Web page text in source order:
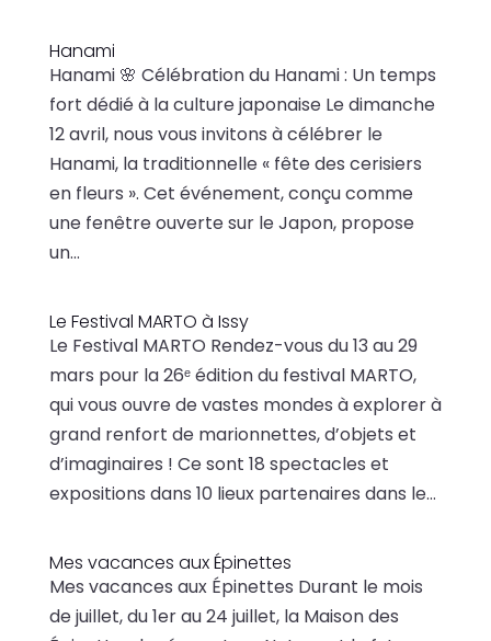
Hanami
Hanami 🌸 Célébration du Hanami : Un temps
fort dédié à la culture japonaise Le dimanche
12 avril, nous vous invitons à célébrer le
Hanami, la traditionnelle « fête des cerisiers
en fleurs ». Cet événement, conçu comme
une fenêtre ouverte sur le Japon, propose
un...
Le Festival MARTO à Issy
Le Festival MARTO Rendez-vous du 13 au 29
mars pour la 26ᵉ édition du festival MARTO,
qui vous ouvre de vastes mondes à explorer à
grand renfort de marionnettes, d’objets et
d’imaginaires ! Ce sont 18 spectacles et
expositions dans 10 lieux partenaires dans le...
Mes vacances aux Épinettes
Mes vacances aux Épinettes Durant le mois
de juillet, du 1er au 24 juillet, la Maison des